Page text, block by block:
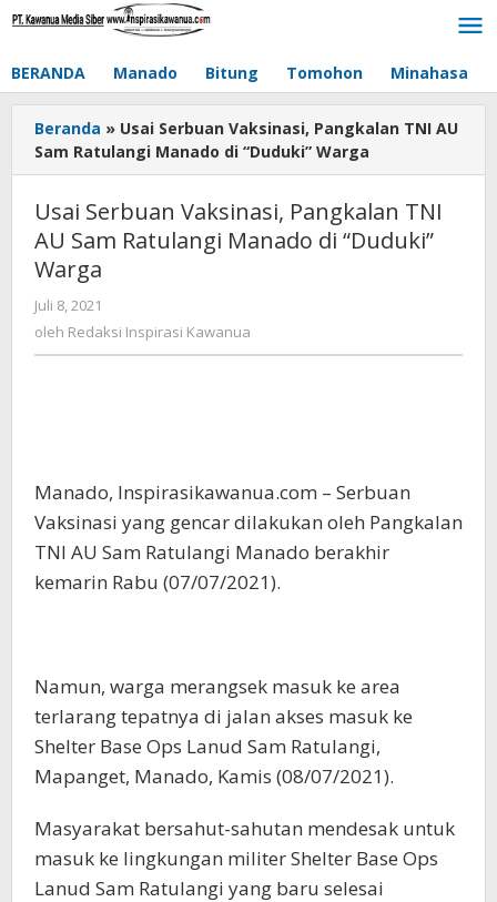
Lewati
BERANDA Manado Bitung Tomohon Minahasa
Beranda » Usai Serbuan Vaksinasi, Pangkalan TNI AU
Sam Ratulangi Manado di “Duduki” Warga
Usai Serbuan Vaksinasi, Pangkalan TNI
AU Sam Ratulangi Manado di “Duduki”
Warga
Juli 8, 2021
Redaksi
Inspirasi
oleh Redaksi Inspirasi Kawanua
Manado, Inspirasikawanua.com – Serbuan
Vaksinasi yang gencar dilakukan oleh Pangkalan
TNI AU Sam Ratulangi Manado berakhir
kemarin Rabu (07/07/2021).
Namun, warga merangsek masuk ke area
terlarang tepatnya di jalan akses masuk ke
Shelter Base Ops Lanud Sam Ratulangi,
Mapanget, Manado, Kamis (08/07/2021).
Masyarakat bersahut-sahutan mendesak untuk
masuk ke lingkungan militer Shelter Base Ops
Lanud Sam Ratulangi yang baru selesai